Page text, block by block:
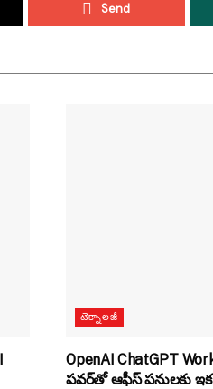
Send
టెక్నాలజీ
OpenAI ChatGPT
పవర్‌తో ఆఫీస్ పనులకు ఇక